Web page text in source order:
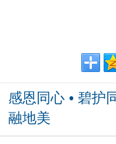
感恩同心 • 碧护
融地美